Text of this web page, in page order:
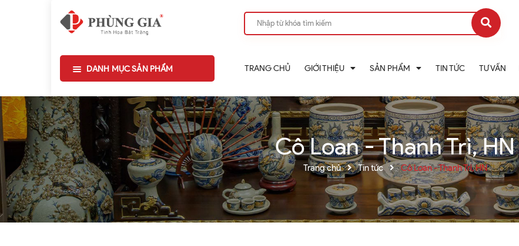
DANH MỤC SẢN PHẨM TRANG CHỦ GIỚI THIỆU SẢN PHẨM TIN TỨC TƯ VẤN
Cô Loan - Thanh Trì, HN
Trang chủ Tin tức Cô Loan - Thanh Trì, HN